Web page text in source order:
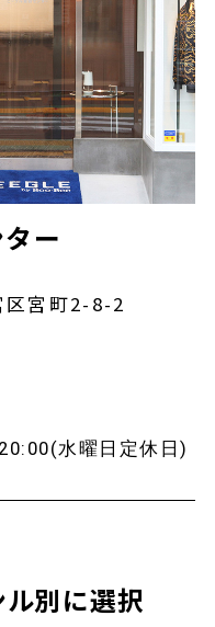
ー
区宮町2-8-2
水曜日定休日)
別に選択